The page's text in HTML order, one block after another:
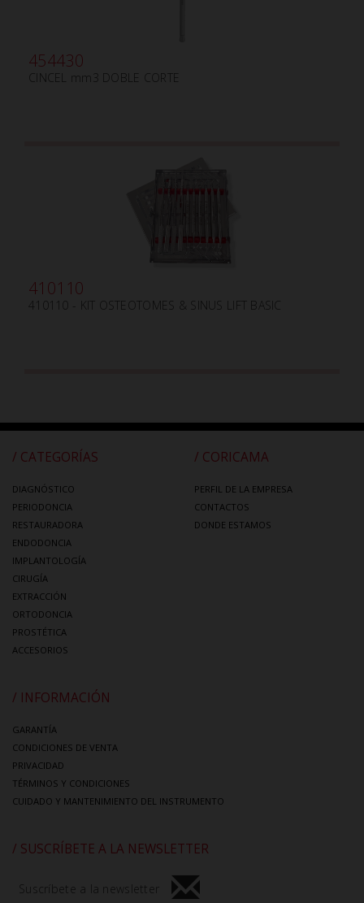
454430
CINCEL mm3 DOBLE CORTE
410110
410110 - KIT OSTEOTOMES & SINUS LIFT BASIC
/ CATEGORÍAS
DIAGNÓSTICO
PERIODONCIA
RESTAURADORA
ENDODONCIA
IMPLANTOLOGÍA
CIRUGÍA
EXTRACCIÓN
ORTODONCIA
PROSTÉTICA
ACCESORIOS
/ CORICAMA
PERFIL DE LA EMPRESA
CONTACTOS
DONDE ESTAMOS
/ INFORMACIÓN
GARANTÍA
CONDICIONES DE VENTA
PRIVACIDAD
TÉRMINOS Y CONDICIONES
CUIDADO Y MANTENIMIENTO DEL INSTRUMENTO
/ SUSCRÍBETE A LA NEWSLETTER
Suscríbete a la newsletter